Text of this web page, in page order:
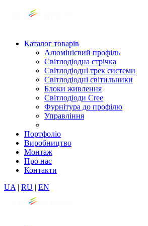
Каталог товарів
Алюмінієвий профіль
Світлодіодна стрічка
Світлодіодні трек системи
Світлодіодні світильники
Блоки живлення
Світлодіоди Cree
Фурнітура до профілю
Управління
Портфоліо
Виробництво
Монтаж
Про нас
Контакти
UA | RU | EN